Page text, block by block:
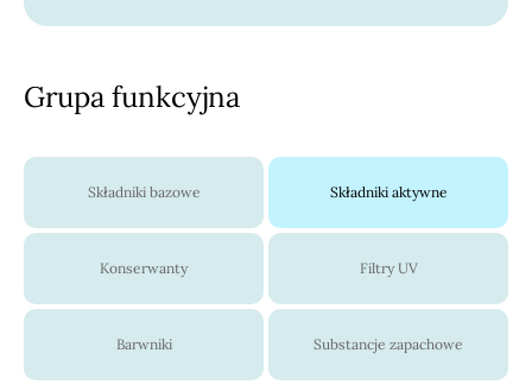
Grupa funkcyjna
Składniki bazowe Składniki aktywne
Konserwanty Filtry UV
Barwniki Substancje zapachowe